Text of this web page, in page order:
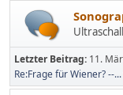
Letzter Beitrag: 11.
Re:Frage für Wiener? --...